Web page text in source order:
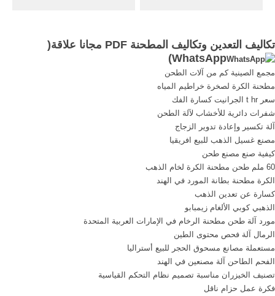
تكاليف- مدخل إدارى - تشارلز
تكاليف التعدين وتكاليف المطحنة PDF مجانا علاقة(
WhatsApp
)
مجمع الصينية كم من آلات الطحن
مطحنة الكرة لصخرة خراطيم المياه
سعر t hr الجرانيت كسارة الفك
شفرات دائرية للأخشاب لآلة الطحن
آلة تكسير وإعادة تدوير الزجاج
مصنع غسيل الذهب للبيع افريقيا
كيفية صنع مصنع طحن
60 ملم طحن مطحنة الكرة لخام الذهب
الكرة مطحنة بطانة المورد في الهند
كسارة عن تعدين الذهب
الذهبي كوبي الألغام زيمبابو
مورد آلة طحن مطحنة الرخام في الإمارات العربية المتحدة
الرمال آلة فحص محتوى الطين
مستعملة مصانع مسحوق الحجر للبيع أستراليا
الفحم الطاحن آلة مصنعين في الهند
تصنيف الخيزران مناسبة تصميم نظام التحكم القياسية
فكرة عمل حزام ناقل